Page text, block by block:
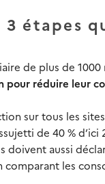
3 étapes
de plus de
pour réduire leur
sur tous les
de 40 %
doivent aussi
les